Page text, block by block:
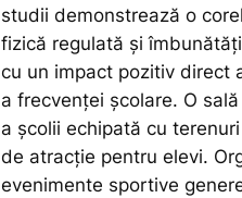
studii demonstrează o
fizică regulată și
cu un impact pozitiv direct
a frecvenței școlare. O
a școlii echipată cu
de atracție pentru elevi.
evenimente sportive